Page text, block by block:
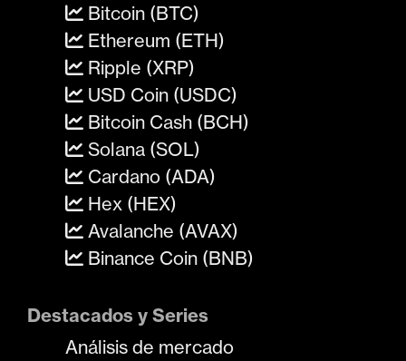
Bitcoin (BTC)
Ethereum (ETH)
Ripple (XRP)
USD Coin (USDC)
Bitcoin Cash (BCH)
Solana (SOL)
Cardano (ADA)
Hex (HEX)
Avalanche (AVAX)
Binance Coin (BNB)
Destacados y Series
Análisis de mercado